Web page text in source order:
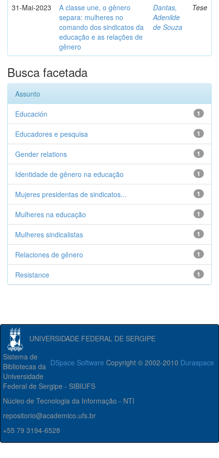
31-Mai-2023
A classe une, o gênero
separa: mulheres no
comando dos sindicatos da
educação e as relações de
gênero
Dantas,
Adenilde
de Souza
Tese
Busca facetada
Assunto
1
Educación
1
Educadores e pesquisa
1
Gender relations
1
Identidade de gênero na educação
1
Mujeres presidentas de sindicatos...
1
Mulheres na educação
1
Mulheres sindicalistas
1
Relaciones de gênero
1
Resistance
UNIVERSIDADE FEDERAL DE SERGIPE
DSpace Software Copyright © 2002-2010 Duraspace
Sistema de
Bibliotecas da
Universidade
Federal de Sergipe - SIBIUFS
Núcleo de Tecnologia da Informação - NTI
repositorio@academico.ufs.br
+55 79 3194-6528